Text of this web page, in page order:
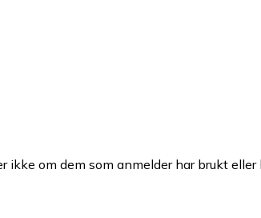
om dem som anmelder har brukt